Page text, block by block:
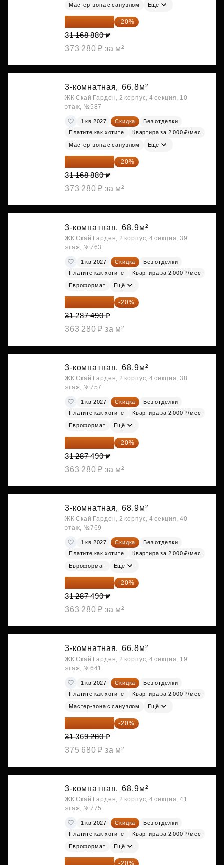
Мастер-зона с санузлом Ещё
24 935 104 ₽ -20%
31 168 880 ₽
373 280 ₽ за м²
3-комнатная, 66.8м²
ЖК Скай Гарден, 2 корпус, 4 секция, 10
этаж, №587
1 кв 2027 Скидка
Без отделки
Платите как хотите
Квартира за 2 000 ₽/мес
Мастер-зона с санузлом Ещё
24 935 104 ₽ -20%
31 168 880 ₽
373 280 ₽ за м²
3-комнатная, 68.9м²
ЖК Скай Гарден, 2 корпус, 4 секция, 39
этаж, №763
1 кв 2027 Скидка
Без отделки
Платите как хотите
Квартира за 2 000 ₽/мес
Евроформат Ещё
25 029 992 ₽ -20%
31 287 490 ₽
363 280 ₽ за м²
3-комнатная, 68.9м²
ЖК Скай Гарден, 2 корпус, 4 секция, 38
этаж, №757
1 кв 2027 Скидка
Без отделки
Платите как хотите
Квартира за 2 000 ₽/мес
Евроформат Ещё
25 029 992 ₽ -20%
31 287 490 ₽
363 280 ₽ за м²
3-комнатная, 68.9м²
ЖК Скай Гарден, 2 корпус, 4 секция, 40
этаж, №769
1 кв 2027 Скидка
Без отделки
Платите как хотите
Квартира за 2 000 ₽/мес
Евроформат Ещё
25 029 992 ₽ -20%
31 287 490 ₽
363 280 ₽ за м²
3-комнатная, 66.8м²
ЖК Скай Гарден, 2 корпус, 4 секция, 19
этаж, №641
1 кв 2027 Скидка
Без отделки
Платите как хотите
Квартира за 2 000 ₽/мес
Мастер-зона с санузлом Ещё
25 095 424 ₽ -20%
31 369 280 ₽
375 680 ₽ за м²
3-комнатная, 68.9м²
ЖК Скай Гарден, 2 корпус, 4 секция, 41
этаж, №775
1 кв 2027 Скидка
Без отделки
Платите как хотите
Квартира за 2 000 ₽/мес
Евроформат Ещё
25 112 672 ₽ -20%